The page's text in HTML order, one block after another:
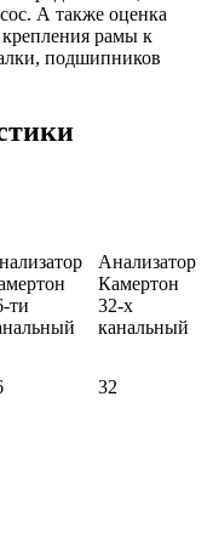
А также оценка
крепления рамы к
подшипников
ти
Анализатор
Камертон
32-х
канальный
32